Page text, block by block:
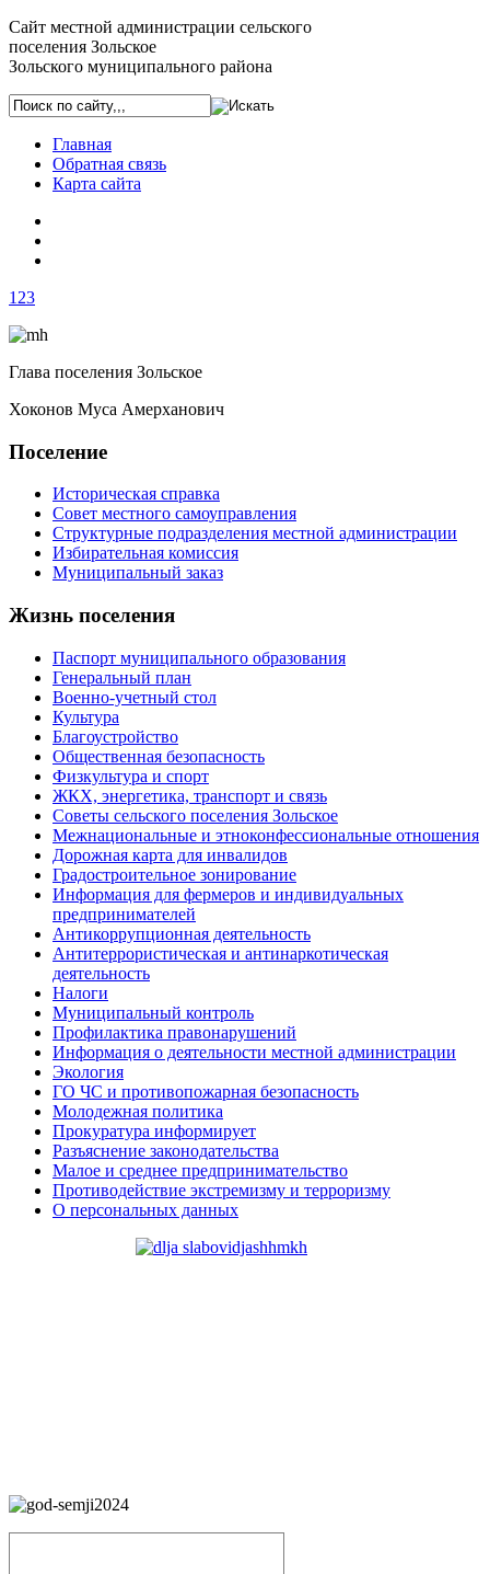
Сайт местной администрации сельского
поселения Зольское
Зольского муниципального района
Главная
Обратная связь
Карта сайта
1 23
Глава поселения Зольское
Хоконов Муса Амерханович
Поселение
Историческая справка
Совет местного самоуправления
Структурные подразделения местной администрации
Избирательная комиссия
Муниципальный заказ
Жизнь поселения
Паспорт муниципального образования
Генеральный план
Военно-учетный стол
Культура
Благоустройство
Общественная безопасность
Физкультура и спорт
ЖКХ, энергетика, транспорт и связь
Советы сельского поселения Зольское
Межнациональные и этноконфессиональные отношения
Дорожная карта для инвалидов
Градостроительное зонирование
Информация для фермеров и индивидуальных
предпринимателей
Антикоррупционная деятельность
Антитеррористическая и антинаркотическая
деятельность
Налоги
Муниципальный контроль
Профилактика правонарушений
Информация о деятельности местной администрации
Экология
ГО ЧС и противопожарная безопасность
Молодежная политика
Прокуратура информирует
Разъяснение законодательства
Малое и среднее предпринимательство
Противодействие экстремизму и терроризму
О персональных данных